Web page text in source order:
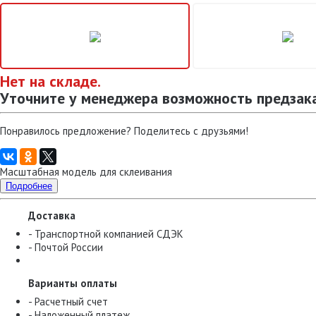
Нет на складе.
Уточните у менеджера возможность
Понравилось предложение? Поделитесь с друзьями!
Масштабная модель для склеивания
Подробнее
Доставка
- Транспортной компанией СДЭК
- Почтой России
Варианты оплаты
- Расчетный счет